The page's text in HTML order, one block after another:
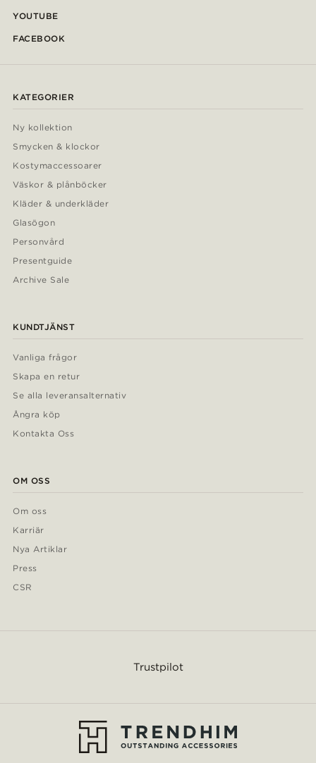
YOUTUBE
FACEBOOK
KATEGORIER
Ny kollektion
Smycken & klockor
Kostymaccessoarer
Väskor & plånböcker
Kläder & underkläder
Glasögon
Personvård
Presentguide
Archive Sale
KUNDTJÄNST
Vanliga frågor
Skapa en retur
Se alla leveransalternativ
Ångra köp
Kontakta Oss
OM OSS
Om oss
Karriär
Nya Artiklar
Press
CSR
Trustpilot